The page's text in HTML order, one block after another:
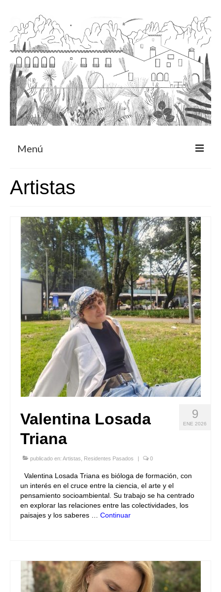
Menú
Programa de residencia
CRUCERO
Quedate con nosotras
Archivo
Contacto
Idioma:
Artistas
9
ENE 2026
Valentina Losada
Triana
publicado en: Artistas Residentes Pasados | 0
Valentina Losada Triana es bióloga de formación, con
un interés en el cruce entre la ciencia, el arte y el
pensamiento socioambiental. Su trabajo se ha centrado
en explorar las relaciones entre las colectividades, los
paisajes y los saberes … Continuar